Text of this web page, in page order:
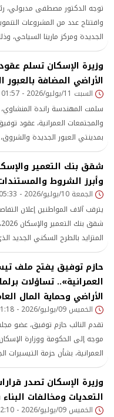
توجه الدكتور مصطفى مدبولي،
وافتتاح عدد من المشروعات
الجديدة ومركز مارينا السياحي،
عدد من مشروعات الإنتاج الزراعي
المنوفية والجيزة والبحيرة.
وزيرة الإسكان تسلم
الأراضي المضافة
السبت 11/يوليو/2026 - 01:57 م
سلمت المهندسة راندة المنشاوي،
والمجتمعات العمرانية، عقود
بمدينتي العبور الجديدة
إطار جهود الدولة لاستكمال ملف
المضافة، والحفاظ على حقوق
القانوني والاجتماعي للمواطنين
وأبرز الشروط
الجمعة 10/يوليو/2026 - 05:33 م
يترقب آلاف المواطنين إعلان
المتزايد بالطرح السكني الجديد
والمرافق والمجتمعات العمرانية
حازم توفيق يفتح ملف
العمرانية».. تساؤلات
الأراضي وحماية المال
الخميس 09/يوليو/2026 - 01:18 م
تقدم النائب حازم توفيق، عضو
موجه إلى الحكومة ووزارة
العمرانية، بشأن حزمة التيسيرات
إدارة هيئة المجتمعات العمرانية
الاستثمار وتشجيع المستثمرين
وزيرة الإسكان تصدر
التعديات ومخالفات
الخميس 09/يوليو/2026 - 12:10 م